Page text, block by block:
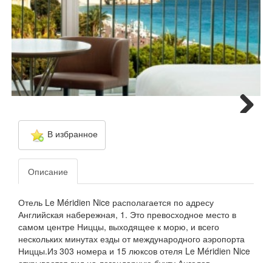
В избранное
Описание
Отель Le Méridien Nice располагается по адресу
Английская набережная, 1. Это превосходное место в
самом центре Ниццы, выходящее к морю, и всего
нескольких минутах езды от международного аэропорта
Ниццы.Из 303 номера и 15 люксов отеля Le Méridien Nice